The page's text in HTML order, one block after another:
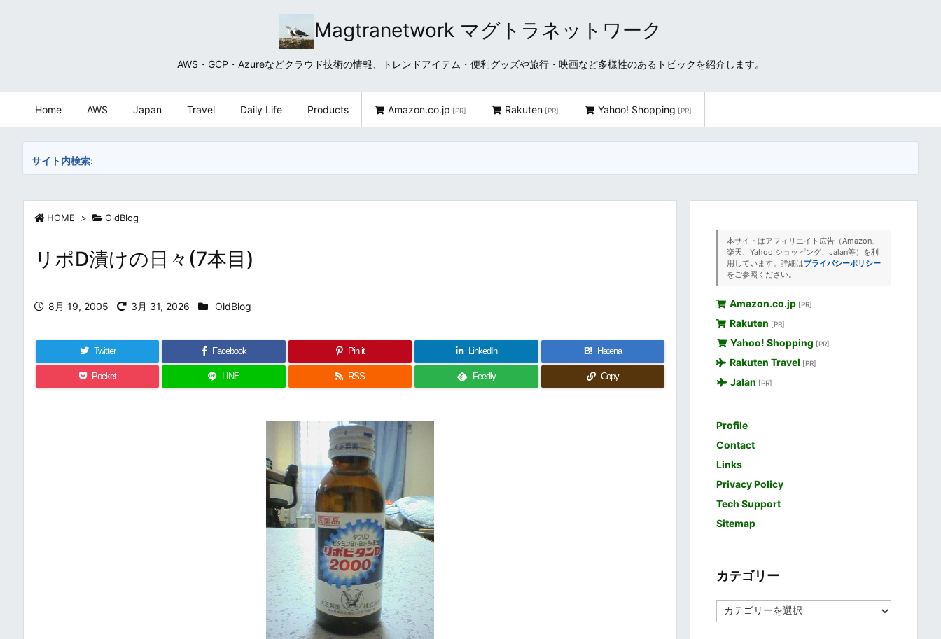
Magtranetwork マグトラネットワーク
AWS・GCP・Azureなどクラウド技術の情報、トレンドアイテム・便利グッズや旅行・映画など多様性のあるトピックを紹介します。
Home AWS Japan Travel Daily Life Products Amazon.co.jp [PR] Rakuten [PR] Yahoo! Shopping [PR]
サイト内検索:
HOME > OldBlog
リポD漬けの日々(7本目)
8月 19, 2005 3月 31, 2026 OldBlog
Twitter Facebook Pin it LinkedIn B! Hatena
Pocket LINE RSS Feedly Copy
本サイトはアフィリエイト広告（Amazon、
楽天、Yahoo!ショッピング、Jalan等）を利
用しています。詳細はプライバシーポリシー
をご参照ください。
Amazon.co.jp [PR]
Rakuten [PR]
Yahoo! Shopping [PR]
Rakuten Travel [PR]
Jalan [PR]
Profile
Contact
Links
Privacy Policy
Tech Support
Sitemap
カテゴリー
テ